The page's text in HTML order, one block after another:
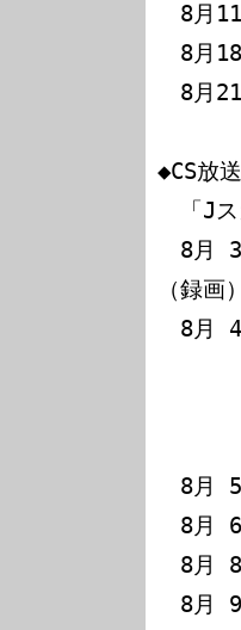
8月11
8月18
8月21
◆CS放
「Jス
8月 3
（録画）
8月 4
8月 5
8月 6
8月 8
8月 9